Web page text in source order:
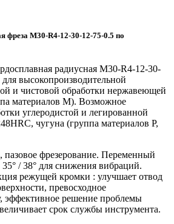
фреза M30-R4-12-30-12-75-0.5 по
радиусная M30-R4-12-30-
высокопроизводительной
и чистовой обработки нержавеющей
материалов M). Возможное
углеродистой и легированной
чугуна (группа материалов P,
пазовое фрезерование. Переменный
/ 38° для снижения вибраций.
режущей кромки : улучшает отвод
превосходное
эффективное решение проблемы
срок службы инструмента.